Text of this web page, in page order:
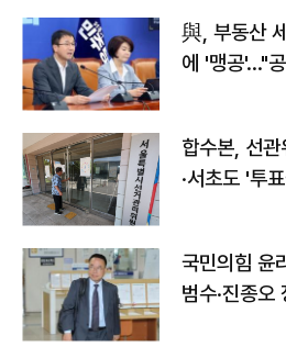
與, 부동산
에 '맹공'…"
합수본, 선
·서초도 '투
국민의힘 윤
범수·진종오